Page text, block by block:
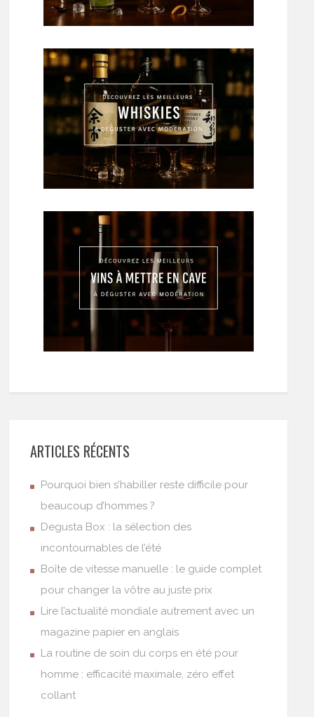
ARTICLES RÉCENTS
Pourquoi bien s’habiller reste difficile pour
beaucoup d’hommes ?
Degusta Box : la sélection des
incontournables de l’été
Boîte de vitesse manuelle : le guide complet
pour changer la vôtre au juste prix
Lire l’actualité mondiale autrement avec un
magazine papier en anglais
La routine de soin du corps en été pour
homme : efficacité maximale, zéro effet
collant